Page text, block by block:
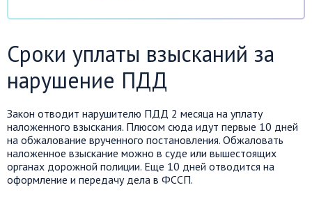
Сроки уплаты взысканий за
нарушение ПДД
Закон отводит нарушителю ПДД 2 месяца на уплату
наложенного взыскания. Плюсом сюда идут первые 10 дней
на обжалование врученного постановления. Обжаловать
наложенное взыскание можно в суде или вышестоящих
органах дорожной полиции. Еще 10 дней отводится на
оформление и передачу дела в ФССП.